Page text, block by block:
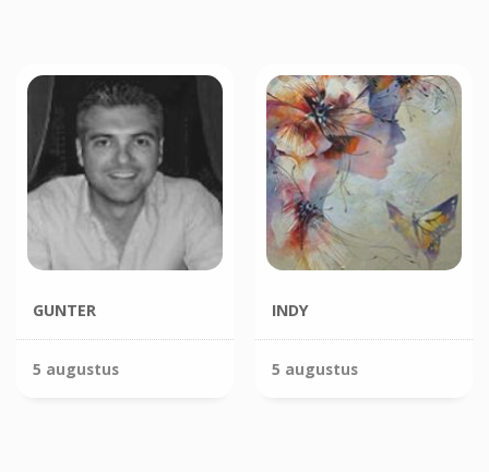
GUNTER
5 augustus
INDY
5 augustus